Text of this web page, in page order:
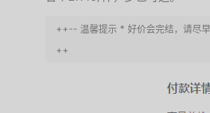
++-- 温馨提示 * 好价会完结，请尽
++